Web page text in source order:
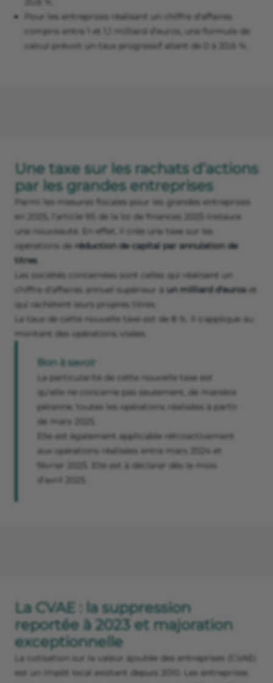
Pour les entreprises réalisant un chiffre d’affaires
compris entre 1 et 1,1 milliard d’euros, une formule de
calcul prévoit un taux progressif allant de 0 à 20,6 %.
Une taxe sur les rachats d’actions
par les grandes entreprises
Parmi les mesures fiscales pour les grandes entreprises
en 2025, l’article 95 de la loi de finances 2025 instaure
une nouveauté. En effet, il crée une taxe sur les
opérations de réduction de capital par annulation de
titres.
Les sociétés concernées sont celles qui réalisent un
chiffre d’affaires annuel supérieur à un milliard d’euros et
qui rachètent leurs propres titres.
Le taux de cette nouvelle taxe est de 8 %. Il s’applique au
montant des opérations visées.
Bon à savoir
La particularité de cette nouvelle taxe est
qu’elle ne concerne pas seulement, de manière
pérenne, toutes les opérations réalisées à partir
de mars 2025.
Elle est également applicable rétroactivement
aux opérations réalisées entre mars 2024 et
février 2025. Elle est à déclarer dès le mois
d’avril 2025.
La CVAE : la suppression
reportée à 2023 et majoration
exceptionnelle
La cotisation sur la valeur ajoutée des entreprises (CVAE)
est un impôt local existant depuis 2010. Les entreprises